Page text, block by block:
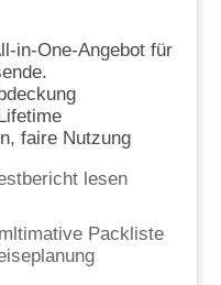
in-One-Angebot für
faire Nutzung
lesen